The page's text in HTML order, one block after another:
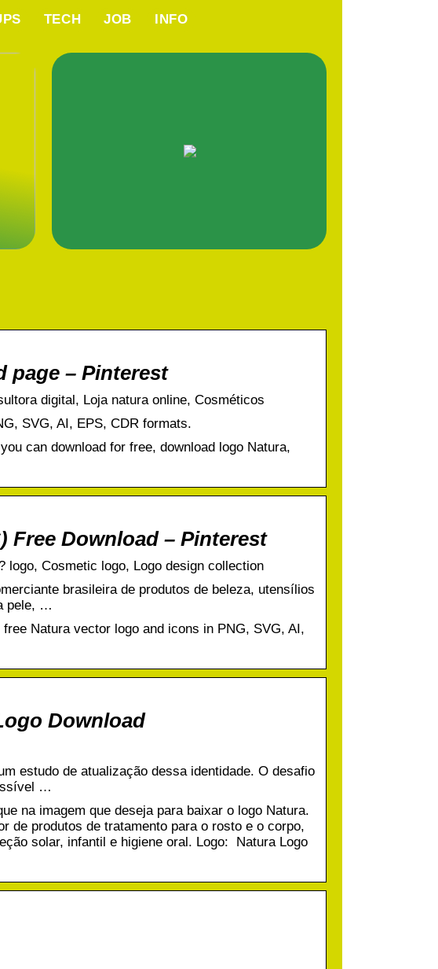
TECH JOB INFO
page – Pinterest
digital, Loja natura online, Cosméticos
SVG, AI, EPS, CDR formats.
can download for free, download logo Natura,
Free Download – Pinterest
logo, Cosmetic logo, Logo design collection
brasileira de produtos de beleza, utensílios
pele, …
Natura vector logo and icons in PNG, SVG, AI,
Download
estudo de atualização dessa identidade. O desafio
…
na imagem que deseja para baixar o logo Natura.
de produtos de tratamento para o rosto e o corpo,
solar, infantil e higiene oral. Logo: Natura Logo